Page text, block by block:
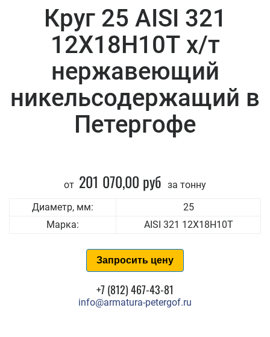
Круг 25 AISI 321
12Х18Н10Т х/т
нержавеющий
никельсодержащий в
Петергофе
от 201 070,00 руб за тонну
Диаметр, мм:
25
Марка:
AISI 321 12Х18Н10Т
Запросить цену
+7 (812) 467-43-81
info@armatura-petergof.ru